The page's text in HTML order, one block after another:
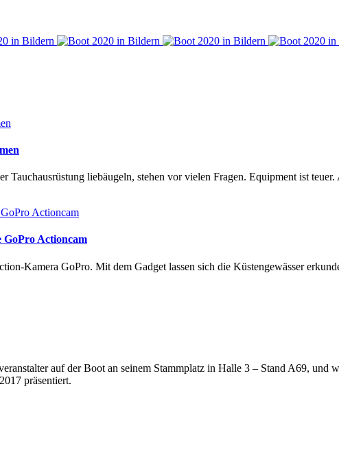
liebäugeln, stehen vor vielen Fragen. Equipment ist
GoPro Actioncam
Kamera GoPro. Mit dem Gadget lassen sich die Küstengewässer
auf der Boot an seinem Stammplatz in Halle 3 – Stand A69,
präsentiert.